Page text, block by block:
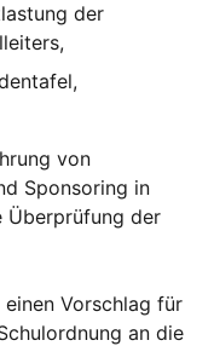
der
von
Sponsoring in
Überprüfung der
Vorschlag für
an die